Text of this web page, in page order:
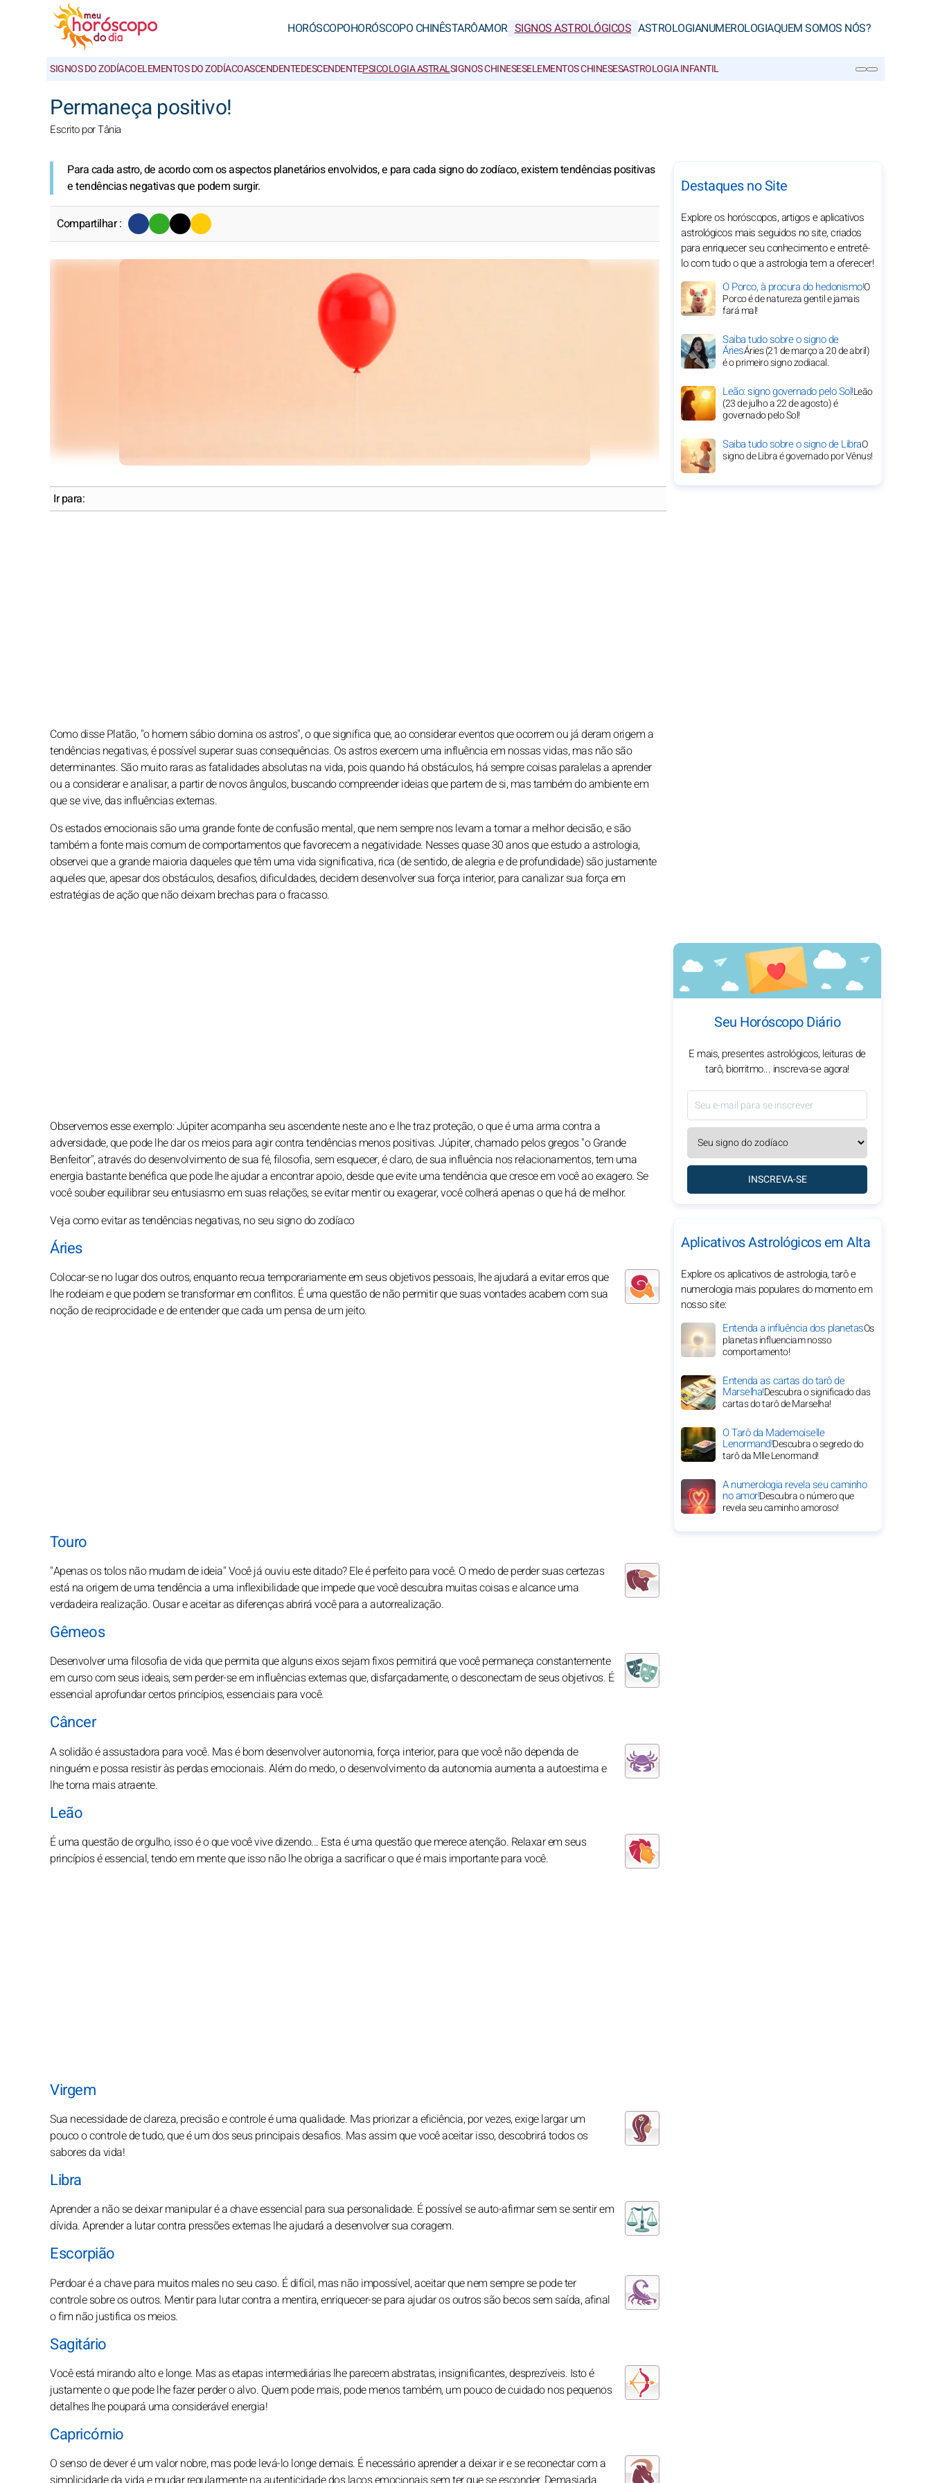
HORÓSCOPOHORÓSCOPO CHINÊSTARÔAMOR SIGNOS ASTROLÓGICOS ASTROLOGIANUMEROLOGIAQUEM SOMOS NÓS?
SIGNOS DO ZODÍACOELEMENTOS DO ZODÍACOASCENDENTEDESCENDENTEPSICOLOGIA ASTRALSIGNOS CHINESESELEMENTOS CHINESESASTROLOGIA INFANTIL
Permaneça positivo!
Escrito por Tânia
Para cada astro, de acordo com os aspectos planetários envolvidos, e para cada signo do zodíaco, existem tendências positivas
e tendências negativas que podem surgir.
Compartilhar :
Ir para:
Como disse Platão, "o homem sábio domina os astros", o que significa que, ao considerar eventos que ocorrem ou já deram origem a
tendências negativas, é possível superar suas consequências. Os astros exercem uma influência em nossas vidas, mas não são
determinantes. São muito raras as fatalidades absolutas na vida, pois quando há obstáculos, há sempre coisas paralelas a aprender
ou a considerar e analisar, a partir de novos ângulos, buscando compreender ideias que partem de si, mas também do ambiente em
que se vive, das influências externas.
Os estados emocionais são uma grande fonte de confusão mental, que nem sempre nos levam a tomar a melhor decisão, e são
também a fonte mais comum de comportamentos que favorecem a negatividade. Nesses quase 30 anos que estudo a astrologia,
observei que a grande maioria daqueles que têm uma vida significativa, rica (de sentido, de alegria e de profundidade) são justamente
aqueles que, apesar dos obstáculos, desafios, dificuldades, decidem desenvolver sua força interior, para canalizar sua força em
estratégias de ação que não deixam brechas para o fracasso.
Observemos esse exemplo: Júpiter acompanha seu ascendente neste ano e lhe traz proteção, o que é uma arma contra a
adversidade, que pode lhe dar os meios para agir contra tendências menos positivas. Júpiter, chamado pelos gregos "o Grande
Benfeitor", através do desenvolvimento de sua fé, filosofia, sem esquecer, é claro, de sua influência nos relacionamentos, tem uma
energia bastante benéfica que pode lhe ajudar a encontrar apoio, desde que evite uma tendência que cresce em você ao exagero. Se
você souber equilibrar seu entusiasmo em suas relações, se evitar mentir ou exagerar, você colherá apenas o que há de melhor.
Veja como evitar as tendências negativas, no seu signo do zodíaco
Áries
Colocar-se no lugar dos outros, enquanto recua temporariamente em seus objetivos pessoais, lhe ajudará a evitar erros que
lhe rodeiam e que podem se transformar em conflitos. É uma questão de não permitir que suas vontades acabem com sua
noção de reciprocidade e de entender que cada um pensa de um jeito.
Touro
"Apenas os tolos não mudam de ideia" Você já ouviu este ditado? Ele é perfeito para você. O medo de perder suas certezas
está na origem de uma tendência a uma inflexibilidade que impede que você descubra muitas coisas e alcance uma
verdadeira realização. Ousar e aceitar as diferenças abrirá você para a autorrealização.
Gêmeos
Desenvolver uma filosofia de vida que permita que alguns eixos sejam fixos permitirá que você permaneça constantemente
em curso com seus ideais, sem perder-se em influências externas que, disfarçadamente, o desconectam de seus objetivos. É
essencial aprofundar certos princípios, essenciais para você.
Câncer
A solidão é assustadora para você. Mas é bom desenvolver autonomia, força interior, para que você não dependa de
ninguém e possa resistir às perdas emocionais. Além do medo, o desenvolvimento da autonomia aumenta a autoestima e
lhe torna mais atraente.
Leão
É uma questão de orgulho, isso é o que você vive dizendo... Esta é uma questão que merece atenção. Relaxar em seus
princípios é essencial, tendo em mente que isso não lhe obriga a sacrificar o que é mais importante para você.
Virgem
Sua necessidade de clareza, precisão e controle é uma qualidade. Mas priorizar a eficiência, por vezes, exige largar um
pouco o controle de tudo, que é um dos seus principais desafios. Mas assim que você aceitar isso, descobrirá todos os
sabores da vida!
Libra
Aprender a não se deixar manipular é a chave essencial para sua personalidade. É possível se auto-afirmar sem se sentir em
dívida. Aprender a lutar contra pressões externas lhe ajudará a desenvolver sua coragem.
Escorpião
Perdoar é a chave para muitos males no seu caso. É difícil, mas não impossível, aceitar que nem sempre se pode ter
controle sobre os outros. Mentir para lutar contra a mentira, enriquecer-se para ajudar os outros são becos sem saída, afinal
o fim não justifica os meios.
Sagitário
Você está mirando alto e longe. Mas as etapas intermediárias lhe parecem abstratas, insignificantes, desprezíveis. Isto é
justamente o que pode lhe fazer perder o alvo. Quem pode mais, pode menos também, um pouco de cuidado nos pequenos
detalhes lhe poupará uma considerável energia!
Capricórnio
O senso de dever é um valor nobre, mas pode levá-lo longe demais. É necessário aprender a deixar ir e se reconectar com a
Destaques no Site
Explore os horóscopos, artigos e aplicativos
astrológicos mais seguidos no site, criados
para enriquecer seu conhecimento e entretê-
lo com tudo o que a astrologia tem a oferecer!
O Porco, à procura do hedonismo!O
Porco é de natureza gentil e jamais
fará mal!
Saiba tudo sobre o signo de
ÁriesÁries (21 de março a 20 de abril)
é o primeiro signo zodiacal.
Leão: signo governado pelo Sol!Leão
(23 de julho a 22 de agosto) é
governado pelo Sol!
Saiba tudo sobre o signo de LibraO
signo de Libra é governado por Vênus!
Seu Horóscopo Diário
E mais, presentes astrológicos, leituras de
tarô, biorritmo... inscreva-se agora!
INSCREVA-SE
Aplicativos Astrológicos em Alta
Explore os aplicativos de astrologia, tarô e
numerologia mais populares do momento em
nosso site:
Entenda a influência dos planetasOs
planetas influenciam nosso
comportamento!
Entenda as cartas do tarô de
Marselha!Descubra o significado das
cartas do tarô de Marselha!
O Tarô da Mademoiselle
Lenormand!Descubra o segredo do
tarô da Mlle Lenormand!
A numerologia revela seu caminho
no amor!Descubra o número que
revela seu caminho amoroso!